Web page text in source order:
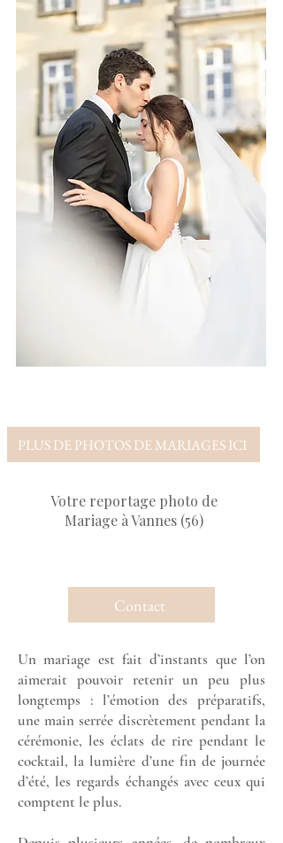
PLUS DE PHOTOS DE MARIAGES ICI
Votre reportage photo de
Mariage à Vannes (56)
Contact
Un mariage est fait d’instants que l’on
aimerait pouvoir retenir un peu plus
longtemps : l’émotion des préparatifs,
une main serrée discrètement pendant la
cérémonie, les éclats de rire pendant le
cocktail, la lumière d’une fin de journée
d’été, les regards échangés avec ceux qui
comptent le plus.